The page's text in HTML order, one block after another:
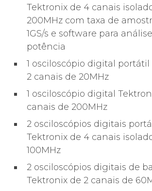
Tektronix de 4 canais
200MHz com taxa de
1GS/s e software para
potência
1 osciloscópio digital
2 canais de 20MHz
1 osciloscópio digital
canais de 200MHz
2 osciloscópios digitais
Tektronix de 4 canais
100MHz
2 osciloscópios digitais de
Tektronix de 2 canais de